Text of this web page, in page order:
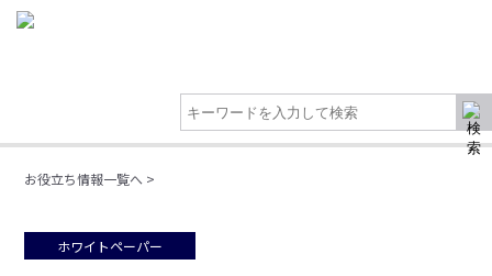
お役立ち情報一覧へ >
ホワイトペーパー